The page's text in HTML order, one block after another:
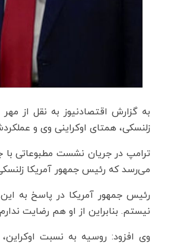
به گزارش اقتصادنیوز به نقل از مهر
زلنسکی، همتای اوکراینی وی و
ترامپ در جریان نشست مطبوعاتی با
می‌رسد که رئیس جمهور آمریکا
رئیس جمهور آمریکا در پاسخ به
نیستم. بنابراین از او هم رضایت
وی افزود: روسیه به نسبت